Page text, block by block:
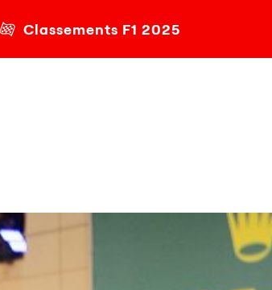
Classements F1 2025